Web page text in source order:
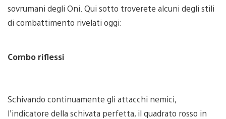
sovrumani degli Oni. Qui sotto troverete alcuni degli stili
di combattimento rivelati oggi:
Combo riflessi
Schivando continuamente gli attacchi nemici,
l’indicatore della schivata perfetta, il quadrato rosso in